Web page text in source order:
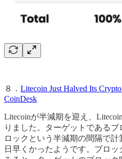
８． Litecoin Just Halved Its
CoinDesk
Litecoinが半減期を迎え、
りました。ターゲットであるブ
ロックという半減期の間隔で
日早くかったようです。ブロ